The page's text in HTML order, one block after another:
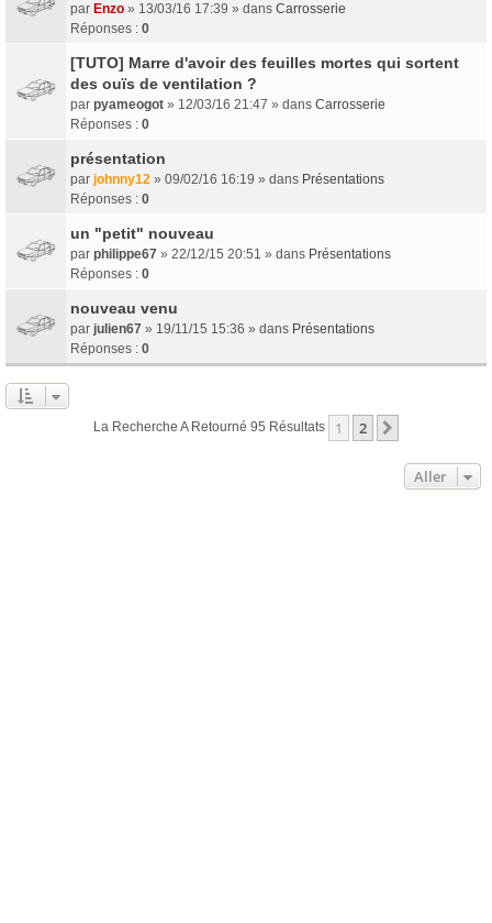
par Enzo » 13/03/16 17:39 » dans Carrosserie
Réponses : 0
[TUTO] Marre d'avoir des feuilles mortes qui sortent
des ouïs de ventilation ?
par pyameogot » 12/03/16 21:47 » dans Carrosserie
Réponses : 0
présentation
par johnny12 » 09/02/16 16:19 » dans Présentations
Réponses : 0
un "petit" nouveau
par philippe67 » 22/12/15 20:51 » dans Présentations
Réponses : 0
nouveau venu
par julien67 » 19/11/15 15:36 » dans Présentations
Réponses : 0
La Recherche A Retourné 95 Résultats 1 2
Aller